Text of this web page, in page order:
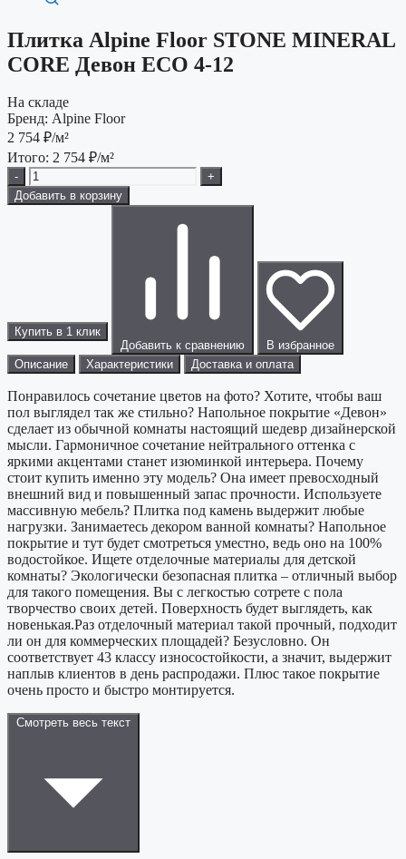
Плитка Alpine Floor STONE MINERAL
CORE Девон ЕСО 4-12
На складе
Бренд: Alpine Floor
2 754 ₽/м²
Итого: 2 754 ₽/м²
-
+
Добавить в корзину
Купить в 1 клик
Добавить к сравнению
В избранное
Описание
Характеристики Доставка и оплата
Понравилось сочетание цветов на фото? Хотите, чтобы ваш
пол выглядел так же стильно? Напольное покрытие «Девон»
сделает из обычной комнаты настоящий шедевр дизайнерской
мысли. Гармоничное сочетание нейтрального оттенка с
яркими акцентами станет изюминкой интерьера. Почему
стоит купить именно эту модель? Она имеет превосходный
внешний вид и повышенный запас прочности. Используете
массивную мебель? Плитка под камень выдержит любые
нагрузки. Занимаетесь декором ванной комнаты? Напольное
покрытие и тут будет смотреться уместно, ведь оно на 100%
водостойкое. Ищете отделочные материалы для детской
комнаты? Экологически безопасная плитка – отличный выбор
для такого помещения. Вы с легкостью сотрете с пола
творчество своих детей. Поверхность будет выглядеть, как
новенькая.Раз отделочный материал такой прочный, подходит
ли он для коммерческих площадей? Безусловно. Он
соответствует 43 классу износостойкости, а значит, выдержит
наплыв клиентов в день распродажи. Плюс такое покрытие
очень просто и быстро монтируется.
Смотреть весь текст